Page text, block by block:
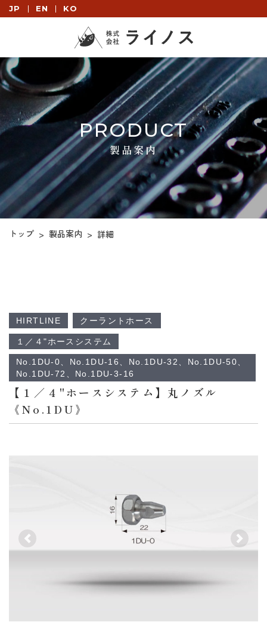
JP EN KO
PRODUCT
製品案内
トップ > 製品案内 > 詳細
HIRTLINE クーラントホース
１／４"ホースシステム
No.1DU-0、No.1DU-16、No.1DU-32、No.1DU-50、
No.1DU-72、No.1DU-3-16
【１／４"ホースシステム】丸ノズル
《No.1DU》
前へ 次へ
前へ 次へ